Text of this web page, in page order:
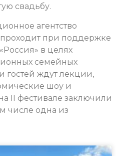
свадьбу.
агентство
проходит при поддержке
в целях
семейных
гостей ждут лекции,
шоу и
II фестивале заключили
числе одна из